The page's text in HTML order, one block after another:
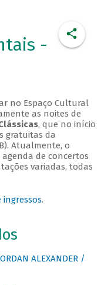
-
no Espaço Cultural
as noites de
, que no início
gratuitas da
Atualmente, o
de concertos
variadas, todas
ingressos.
ALEXANDER /